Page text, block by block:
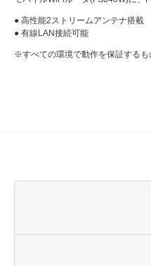
● 高性能2ストリームアンテナ搭載
● 有線LAN接続可能
※すべての環境で動作を保証するも